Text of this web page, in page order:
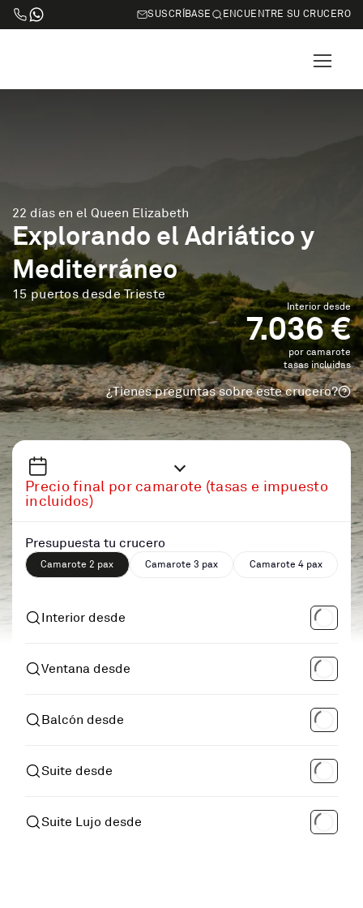
SUSCRÍBASE ENCUENTRE SU CRUCERO
22 días en el Queen Elizabeth
Explorando el Adriático y
Mediterráneo
15 puertos desde Trieste
Interior desde
7.036 €
por camarote
tasas incluidas
¿Tienes preguntas sobre este crucero?
Precio final por camarote (tasas e impuesto
incluidos)
Presupuesta tu crucero
Camarote 2 pax Camarote 3 pax Camarote 4 pax
Interior desde
Ventana desde
Balcón desde
Suite desde
Suite Lujo desde